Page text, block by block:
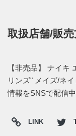
ィールド)"が手掛
ム、シャンクプレ
出すスピード感は
イナルで伝説の
ある。
取扱店舗/販
【非売品】 ナイキ
リンズ" メイズ/ネ
情報をSNSで配信中
LINK